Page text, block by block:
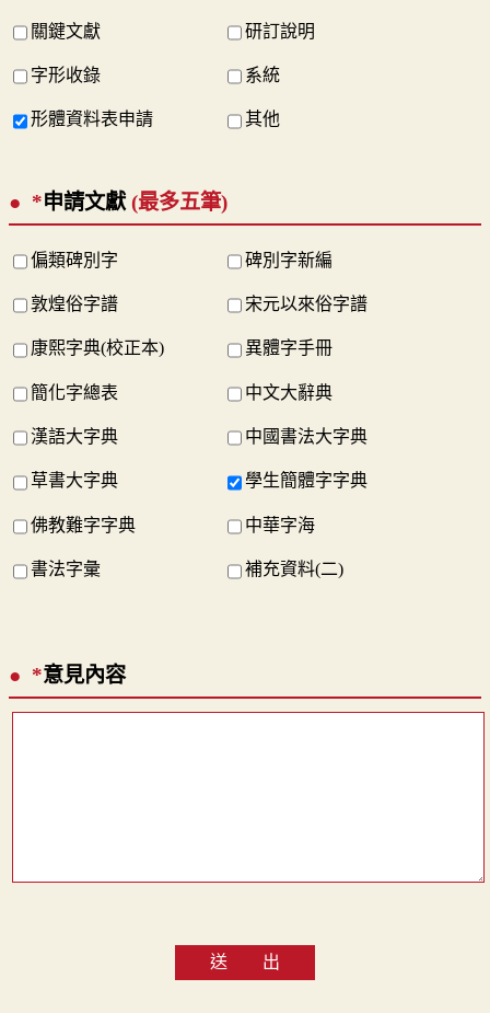
關鍵文獻 研訂說明
字形收錄 系統
形體資料表申請 其他
*申請文獻 (最多五筆)
偏類碑別字 碑別字新編
敦煌俗字譜 宋元以來俗字譜
康熙字典(校正本) 異體字手冊
簡化字總表 中文大辭典
漢語大字典 中國書法大字典
草書大字典 學生簡體字字典
佛教難字字典 中華字海
書法字彙 補充資料(二)
*意見內容
送 出